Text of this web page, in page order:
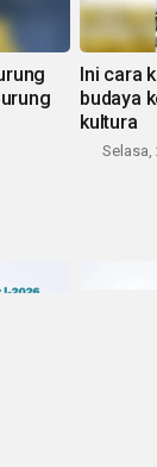
Ini cara
budaya
kultura
Selasa,